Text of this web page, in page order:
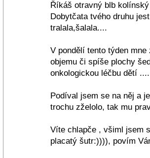
Říkáš otravný blb
Dobytčata tvého druhu
tralala,šalala....
V pondělí tento týden
objemu či spíše plochy
onkologickou léčbu dětí ....
Podíval jsem se na něj a
trochu zželolo, tak mu
Víte chlapče , všiml jsem
placatý šutr:)))), povím